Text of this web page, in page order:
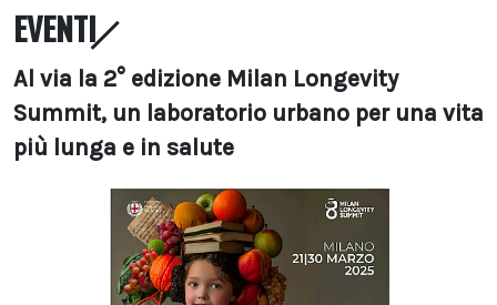
EVENTI
Al via la 2° edizione Milan Longevity
Summit, un laboratorio urbano per una vita
più lunga e in salute